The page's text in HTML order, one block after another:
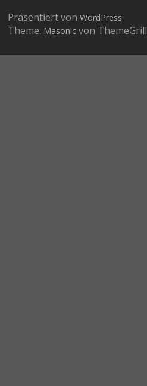
Präsentiert vonWordPress
Theme: Masonic von ThemeGrill